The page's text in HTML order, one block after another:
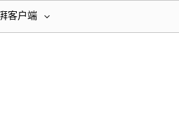
客户端